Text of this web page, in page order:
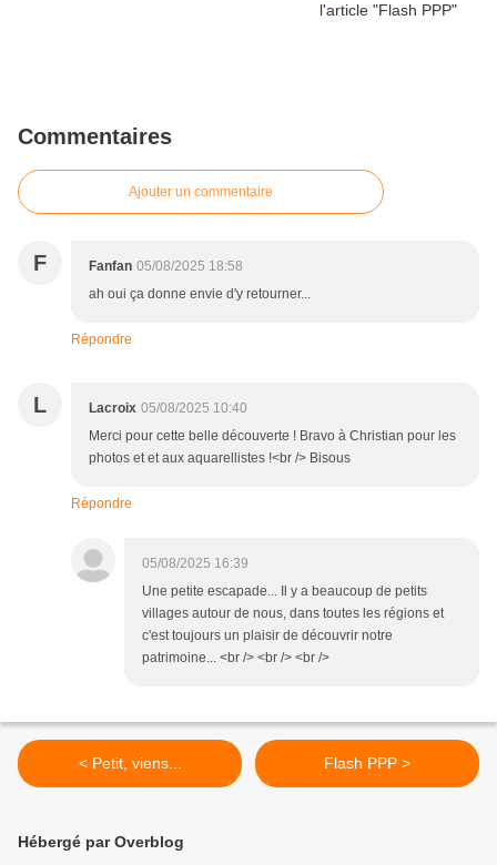
Commentaires
Ajouter un commentaire
F Fanfan 05/08/2025 18:58
ah oui ça donne envie d'y retourner...
Répondre
L Lacroix 05/08/2025 10:40
Merci pour cette belle découverte ! Bravo à Christian pour les
photos et et aux aquarellistes !<br /> Bisous
Répondre
05/08/2025 16:39
Une petite escapade... Il y a beaucoup de petits
villages autour de nous, dans toutes les régions et
c'est toujours un plaisir de découvrir notre
patrimoine... <br /> <br /> <br />
< Petit, viens... Flash PPP >
Hébergé par Overblog